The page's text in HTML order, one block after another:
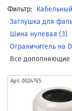
Фильтр:
Заглушка для
Шина нулевая (3)
Ограничитель на
Все дополняющие
Арт. 0024765